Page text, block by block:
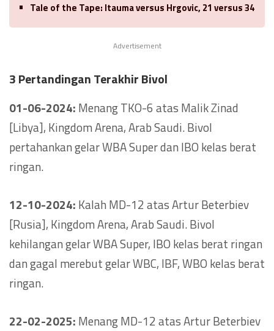
Tale of the Tape: Itauma versus Hrgovic, 21 versus 34
Advertisement
3 Pertandingan Terakhir Bivol
01-06-2024: Menang TKO-6 atas Malik Zinad
[Libya], Kingdom Arena, Arab Saudi. Bivol
pertahankan gelar WBA Super dan IBO kelas berat
ringan.
12-10-2024: Kalah MD-12 atas Artur Beterbiev
[Rusia], Kingdom Arena, Arab Saudi. Bivol
kehilangan gelar WBA Super, IBO kelas berat ringan
dan gagal merebut gelar WBC, IBF, WBO kelas berat
ringan.
22-02-2025: Menang MD-12 atas Artur Beterbiev